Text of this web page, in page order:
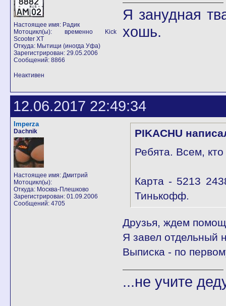
Настоящее имя: Радик
Мотоцикл(ы): временно Kick
Scooter XT
Откуда: Мытищи (иногда Уфа)
Зарегистрирован: 29.05.2006
Сообщений: 8866
Я занудная
хошь.
Неактивен
12.06.2017 22:49:34
Imperza
Dachnik
Настоящее имя: Дмитрий
Мотоцикл(ы):
Откуда: Москва-Плешково
Зарегистрирован: 01.09.2006
Сообщений: 4705
PIKACHU
Ребята. Всем,
Карта - 5213
Тинькофф.
Друзья, ждем
Я завел отдельный
Выписка - по
...не учите